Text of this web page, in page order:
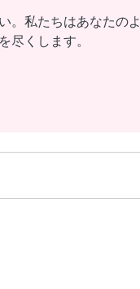
。私たちはあなたのよ
尽くします。